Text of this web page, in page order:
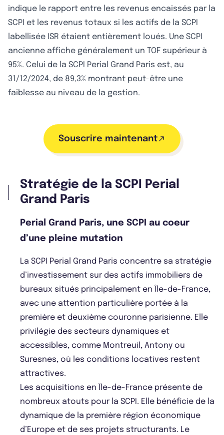
indique le rapport entre les revenus encaissés par la
SCPI et les revenus totaux si les actifs de la SCPI
labellisée ISR étaient entièrement loués. Une SCPI
ancienne affiche généralement un TOF supérieur à
95%. Celui de la SCPI Perial Grand Paris est, au
31/12/2024, de 89,3% montrant peut-être une
faiblesse au niveau de la gestion.
Souscrire maintenant
Stratégie de la SCPI Perial
Grand Paris
Perial Grand Paris, une SCPI au coeur
d’une pleine mutation
La SCPI Perial Grand Paris concentre sa stratégie
d’investissement sur des actifs immobiliers de
bureaux situés principalement en Île-de-France,
avec une attention particulière portée à la
première et deuxième couronne parisienne. Elle
privilégie des secteurs dynamiques et
accessibles, comme Montreuil, Antony ou
Suresnes, où les conditions locatives restent
attractives.
Les acquisitions en Île-de-France présente de
nombreux atouts pour la SCPI. Elle bénéficie de la
dynamique de la première région économique
d’Europe et de ses projets structurants. Le